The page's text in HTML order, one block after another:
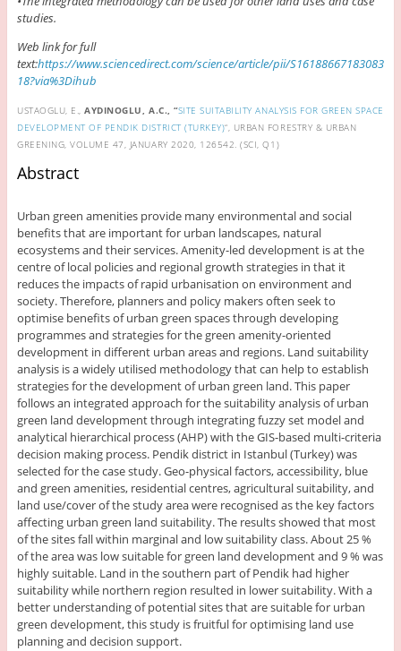
studies.
Web link for full
text:https://www.sciencedirect.com/science/article/pii/S16188667183083
18?via%3Dihub
USTAOGLU, E.,AYDINOGLU, A.C., “SITE SUITABILITY ANALYSIS FOR GREEN SPACE
DEVELOPMENT OF PENDIK DISTRICT (TURKEY)“, URBAN FORESTRY & URBAN
GREENING, VOLUME 47, JANUARY 2020, 126542. (SCI, Q1)
Abstract
Urban green amenities provide many environmental and social
benefits that are important for urban landscapes, natural
ecosystems and their services. Amenity-led development is at the
centre of local policies and regional growth strategies in that it
reduces the impacts of rapid urbanisation on environment and
society. Therefore, planners and policy makers often seek to
optimise benefits of urban green spaces through developing
programmes and strategies for the green amenity-oriented
development in different urban areas and regions. Land suitability
analysis is a widely utilised methodology that can help to establish
strategies for the development of urban green land. This paper
follows an integrated approach for the suitability analysis of urban
green land development through integrating fuzzy set model and
analytical hierarchical process (AHP) with the GIS-based multi-criteria
decision making process. Pendik district in Istanbul (Turkey) was
selected for the case study. Geo-physical factors, accessibility, blue
and green amenities, residential centres, agricultural suitability, and
land use/cover of the study area were recognised as the key factors
affecting urban green land suitability. The results showed that most
of the sites fall within marginal and low suitability class. About 25 %
of the area was low suitable for green land development and 9 % was
highly suitable. Land in the southern part of Pendik had higher
suitability while northern region resulted in lower suitability. With a
better understanding of potential sites that are suitable for urban
green development, this study is fruitful for optimising land use
planning and decision support.